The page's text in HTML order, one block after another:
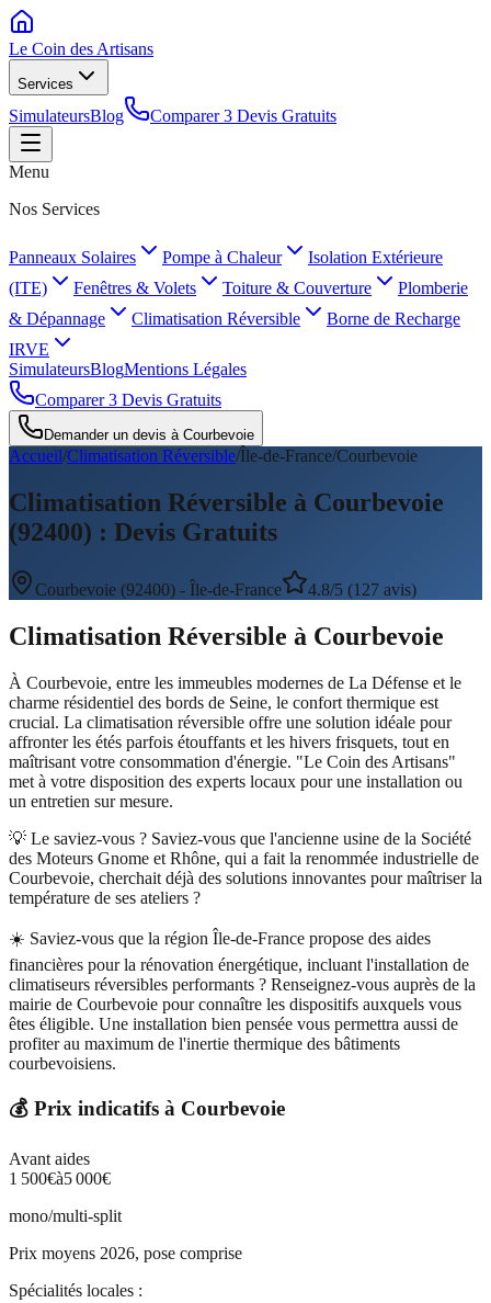
Le Coin des Artisans
Services
SimulateursBlog Comparer 3 Devis Gratuits
Menu
Nos Services
Panneaux Solaires Pompe à Chaleur
Isolation Extérieure
(ITE)
Fenêtres & Volets Toiture & Couverture
Plomberie
& Dépannage
Climatisation Réversible
Borne de Recharge
IRVE
SimulateursBlogMentions Légales
Comparer 3 Devis Gratuits
Demander un devis à Courbevoie
Accueil/Climatisation Réversible/Île-de-France/Courbevoie
Climatisation Réversible à Courbevoie
(92400) : Devis Gratuits
Courbevoie (92400) - Île-de-France 4.8/5 (127 avis)
Climatisation Réversible à Courbevoie
À Courbevoie, entre les immeubles modernes de La Défense et le
charme résidentiel des bords de Seine, le confort thermique est
crucial. La climatisation réversible offre une solution idéale pour
affronter les étés parfois étouffants et les hivers frisquets, tout en
maîtrisant votre consommation d'énergie. "Le Coin des Artisans"
met à votre disposition des experts locaux pour une installation ou
un entretien sur mesure.
💡 Le saviez-vous ? Saviez-vous que l'ancienne usine de la Société
des Moteurs Gnome et Rhône, qui a fait la renommée industrielle de
Courbevoie, cherchait déjà des solutions innovantes pour maîtriser la
température de ses ateliers ?
☀️ Saviez-vous que la région Île-de-France propose des aides
financières pour la rénovation énergétique, incluant l'installation de
climatiseurs réversibles performants ? Renseignez-vous auprès de la
mairie de Courbevoie pour connaître les dispositifs auxquels vous
êtes éligible. Une installation bien pensée vous permettra aussi de
profiter au maximum de l'inertie thermique des bâtiments
courbevoisiens.
💰 Prix indicatifs à Courbevoie
Avant aides
1 500€à5 000€
mono/multi-split
Prix moyens 2026, pose comprise
Spécialités locales :